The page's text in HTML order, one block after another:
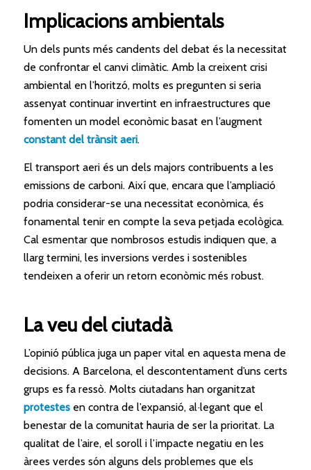
Implicacions ambientals
Un dels punts més candents del debat és la necessitat
de confrontar el canvi climàtic. Amb la creixent crisi
ambiental en l’horitzó, molts es pregunten si seria
assenyat continuar invertint en infraestructures que
fomenten un model econòmic basat en l’augment
constant del trànsit aeri.
El transport aeri és un dels majors contribuents a les
emissions de carboni. Així que, encara que l’ampliació
podria considerar-se una necessitat econòmica, és
fonamental tenir en compte la seva petjada ecològica.
Cal esmentar que nombrosos estudis indiquen que, a
llarg termini, les inversions verdes i sostenibles
tendeixen a oferir un retorn econòmic més robust.
La veu del ciutadà
L’opinió pública juga un paper vital en aquesta mena de
decisions. A Barcelona, el descontentament d’uns certs
grups es fa ressò. Molts ciutadans han organitzat
protestesen contra de l’expansió, al·legant que el
benestar de la comunitat hauria de ser la prioritat. La
qualitat de l’aire, el soroll i l’impacte negatiu en les
àrees verdes són alguns dels problemes que els